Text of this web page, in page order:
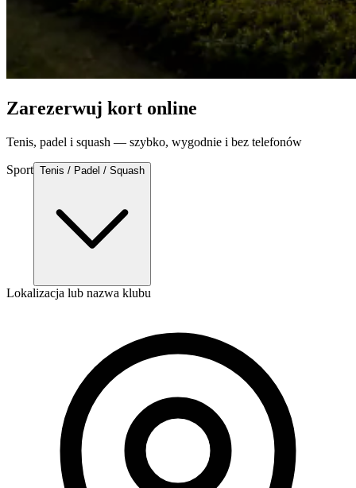
Zarezerwuj kort online
Tenis, padel i squash — szybko, wygodnie i bez telefonów
Sport Tenis / Padel / Squash
Lokalizacja lub nazwa klubu